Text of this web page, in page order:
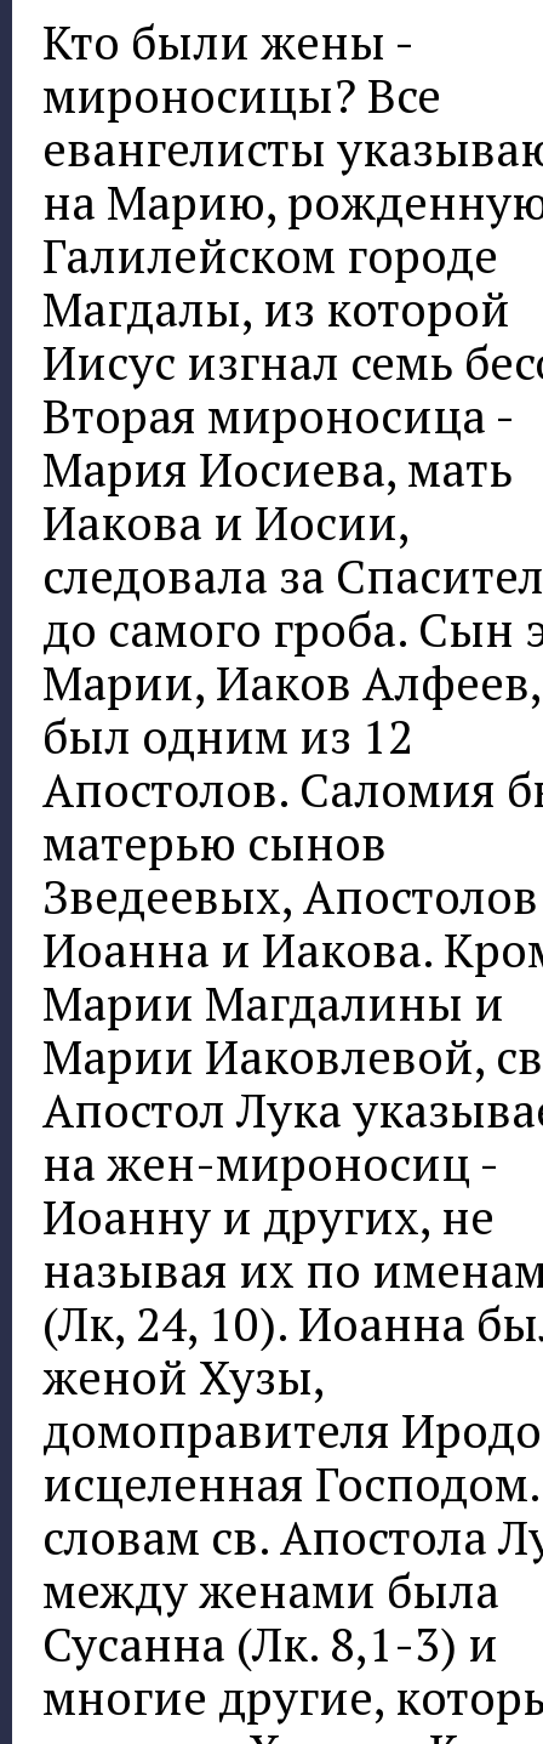
Кто были жены -
мироносицы? Все
евангелисты
на Марию,
Галилейском городе
Магдалы, из которой
Иисус изгнал семь
Вторая мироносица -
Мария Иосиева, мать
Иакова и Иосии,
следовала за
до самого гроба. Сын
Марии, Иаков Алфеев,
был одним из 12
Апостолов. Саломия
матерью сынов
Зведеевых, Апостолов
Иоанна и Иакова.
Марии Магдалины и
Марии Иаковлевой,
Апостол Лука
на жен-мироносиц -
Иоанну и других, не
называя их по
(Лк, 24, 10). Иоанна
женой Хузы,
домоправителя
исцеленная
словам св. Апостола
между женами была
Сусанна (Лк. 8,1-3) и
многие другие,